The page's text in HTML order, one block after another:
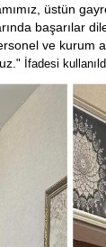
üstün
başarılar
ve kurum
" İfadesi